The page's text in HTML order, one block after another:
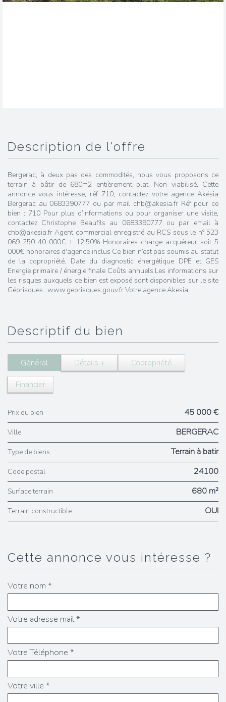
description de l'offre
Bergerac, à deux pas des commodités, nous vous proposons ce
terrain à bâtir de 680m2 entièrement plat. Non viabilisé. Cette
annonce vous intéresse, réf 710, contactez votre agence Akésia
Bergerac au 0683390777 ou par mail chb@akesia.fr Réf pour ce
bien : 710 Pour plus d’informations ou pour organiser une visite,
contactez Christophe Beaufils au 0683390777 ou par email à
chb@akesia.fr Agent commercial enregistré au RCS sous le n° 523
069 250 40 000€ + 12,50% Honoraires charge acquéreur soit 5
000€ honoraires d'agence inclus Ce bien n’est pas soumis au statut
de la copropriété. Date du diagnostic énergétique DPE et GES
Energie primaire / énergie finale Coûts annuels Les informations sur
les risques auxquels ce bien est exposé sont disponibles sur le site
Géorisques : www.georisques.gouv.fr Votre agence Akesia
descriptif du bien
Général Détails + Copropriété
Financier
Prix du bien 45 000 €
Ville BERGERAC
Type de biens Terrain à batir
Code postal 24100
surface terrain 680 m²
Terrain constructible OUI
cette annonce vous intéresse ?
Votre nom *
Votre adresse mail *
Votre Téléphone *
Votre ville *